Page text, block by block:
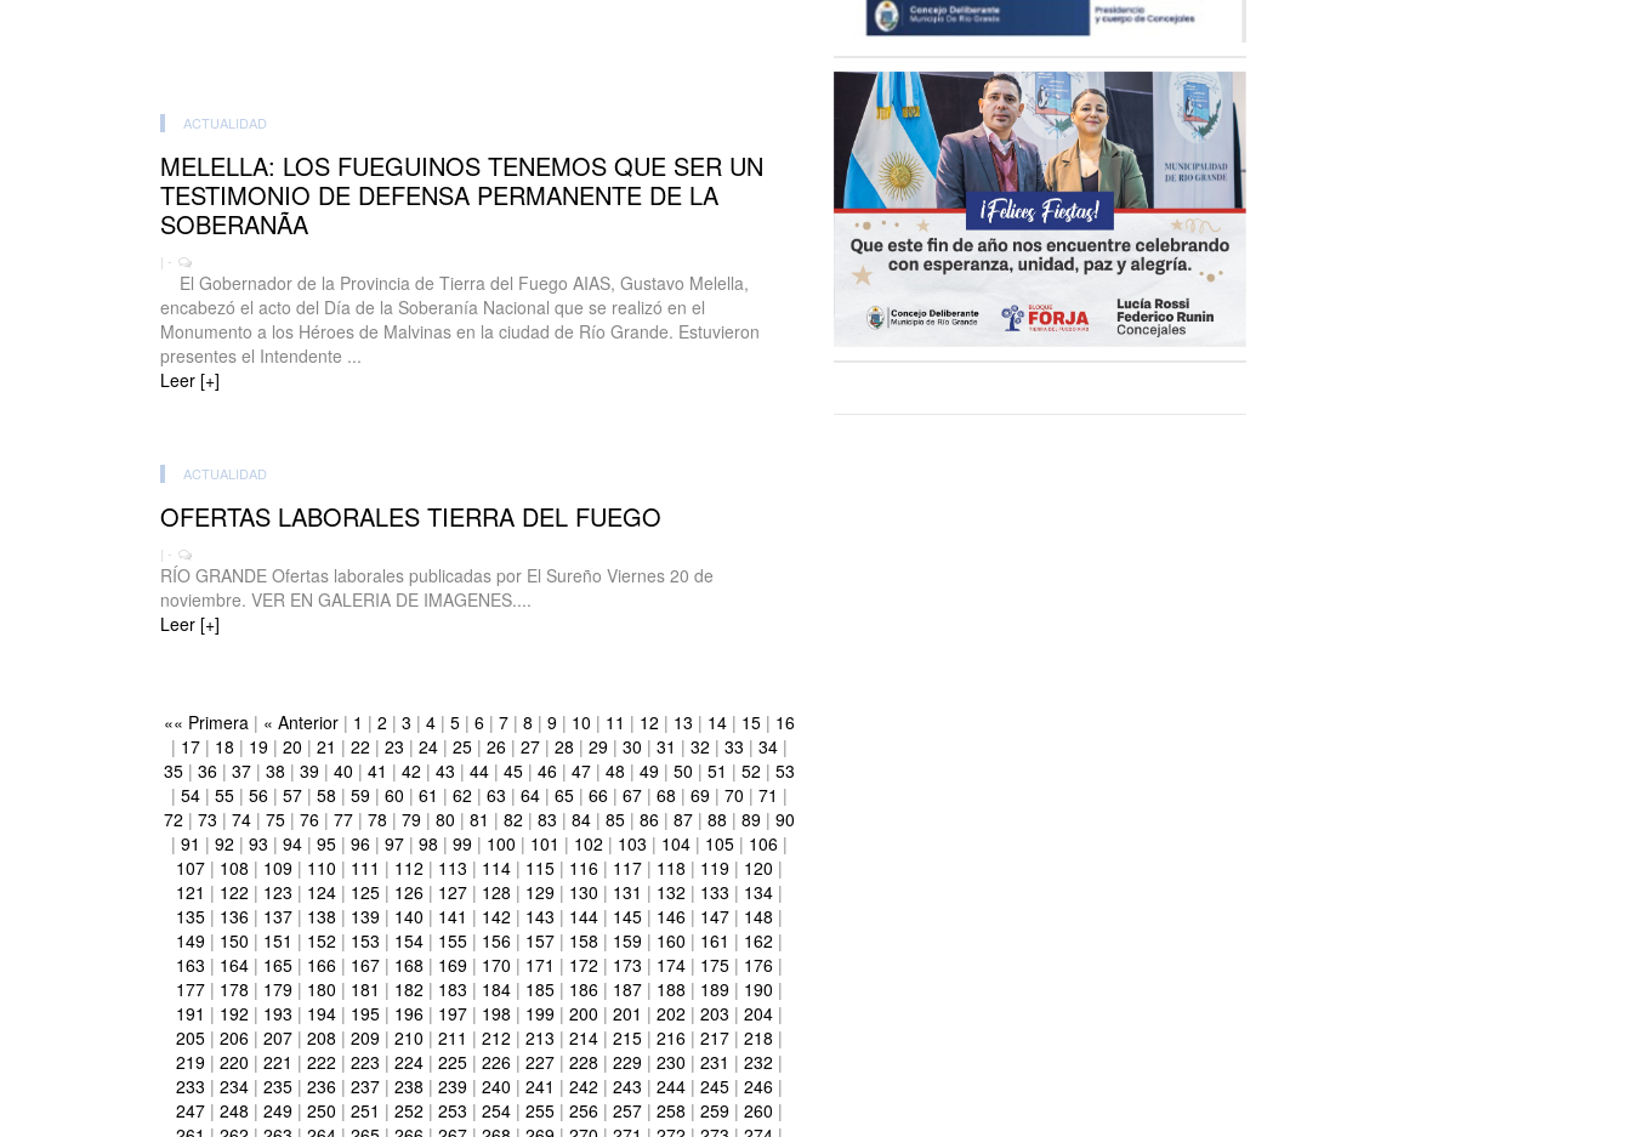
ACTUALIDAD
MELELLA: LOS FUEGUINOS TENEMOS QUE SER UN
TESTIMONIO DE DEFENSA PERMANENTE DE LA
SOBERANÃA
| -
El Gobernador de la Provincia de Tierra del Fuego AIAS, Gustavo Melella,
encabezó el acto del Día de la Soberanía Nacional que se realizó en el
Monumento a los Héroes de Malvinas en la ciudad de Río Grande. Estuvieron
presentes el Intendente ...
Leer [+]
ACTUALIDAD
OFERTAS LABORALES TIERRA DEL FUEGO
| -
RÍO GRANDE Ofertas laborales publicadas por El Sureño Viernes 20 de
noviembre. VER EN GALERIA DE IMAGENES....
Leer [+]
«« Primera | « Anterior| 1 | 2 | 3 | 4| 5| 6| 7| 8 | 9| 10 | 11 | 12 | 13 | 14| 15| 16
| 17| 18 | 19| 20 | 21 | 22 | 23 | 24| 25| 26| 27| 28 | 29| 30 | 31 | 32 | 33 | 34|
35| 36| 37| 38 | 39| 40 | 41 | 42 | 43 | 44| 45| 46| 47| 48 | 49| 50 | 51 | 52 | 53
| 54| 55| 56| 57| 58 | 59| 60 | 61 | 62 | 63 | 64| 65| 66| 67| 68 | 69| 70 | 71 |
72 | 73 | 74| 75| 76| 77| 78 | 79| 80 | 81 | 82 | 83 | 84| 85| 86| 87| 88 | 89| 90
| 91 | 92 | 93 | 94| 95| 96| 97| 98 | 99| 100 | 101 | 102 | 103 | 104| 105| 106|
107| 108 | 109| 110 | 111 | 112 | 113 | 114| 115| 116| 117| 118 | 119| 120 |
121 | 122 | 123 | 124| 125| 126| 127| 128 | 129| 130 | 131 | 132 | 133 | 134|
135| 136| 137| 138 | 139| 140 | 141 | 142 | 143 | 144| 145| 146| 147| 148 |
149| 150 | 151 | 152 | 153 | 154| 155| 156| 157| 158 | 159| 160 | 161 | 162 |
163 | 164| 165| 166| 167| 168 | 169| 170 | 171 | 172 | 173 | 174| 175| 176|
177| 178 | 179| 180 | 181 | 182 | 183 | 184| 185| 186| 187| 188 | 189| 190 |
191 | 192 | 193 | 194| 195| 196| 197| 198 | 199| 200 | 201 | 202 | 203 | 204|
205| 206| 207| 208 | 209| 210 | 211 | 212 | 213 | 214| 215| 216| 217| 218 |
219| 220 | 221 | 222 | 223 | 224| 225| 226| 227| 228 | 229| 230 | 231 | 232 |
233 | 234| 235| 236| 237| 238 | 239| 240 | 241 | 242 | 243 | 244| 245| 246|
247| 248 | 249| 250 | 251 | 252 | 253 | 254| 255| 256| 257| 258 | 259| 260 |